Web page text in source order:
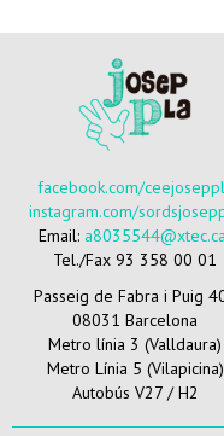
facebook.com/
instagram.com/
Email:
Tel./Fax 93 358 00 01
Passeig de Fabra i Puig
08031 Barcelona
Metro línia 3 (Valldaura)
Metro Línia 5 (Vilapicina)
Autobús V27 / H2